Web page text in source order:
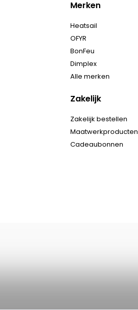
Merken
Heatsail
OFYR
BonFeu
Dimplex
Alle merken
Zakelijk
Zakelijk bestellen
Maatwerkproducten
Cadeaubonnen